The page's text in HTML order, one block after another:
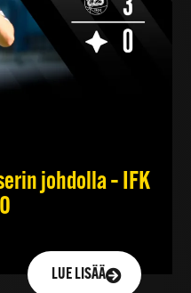
johdolla – IFK
LUE LISÄÄ